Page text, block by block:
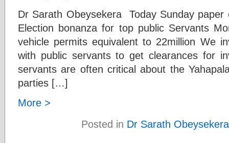
Dr Sarath Obeysekera Today Sunday paper
Election bonanza for top public Servants
vehicle permits equivalent to 22million We
with public servants to get clearances for
servants are often critical about the
parties […]
More >
Posted in Dr Sarath Obeysekera